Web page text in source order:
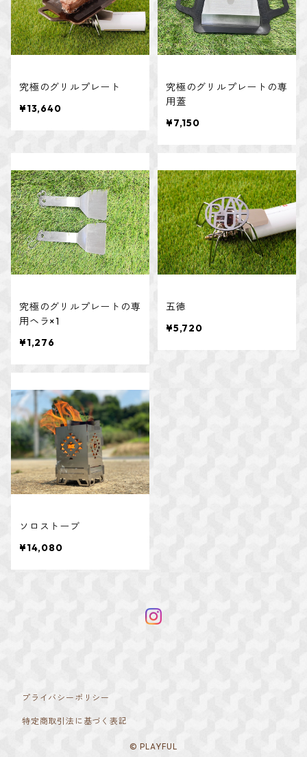
究極のグリルプレート
¥13,640
究極のグリルプレートの専
用蓋
¥7,150
究極のグリルプレートの専
用ヘラ×1
¥1,276
五徳
¥5,720
ソロストーブ
¥14,080
プライバシーポリシー
特定商取引法に基づく表記
© PLAYFUL